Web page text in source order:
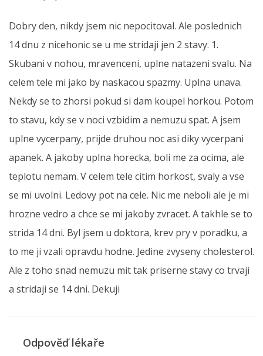
Dobry den, nikdy jsem nic nepocitoval. Ale poslednich
14 dnu z nicehonic se u me stridaji jen 2 stavy. 1.
Skubani v nohou, mravenceni, uplne natazeni svalu. Na
celem tele mi jako by naskacou spazmy. Uplna unava.
Nekdy se to zhorsi pokud si dam koupel horkou. Potom
to stavu, kdy se v noci vzbidim a nemuzu spat. A jsem
uplne vycerpany, prijde druhou noc asi diky vycerpani
apanek. A jakoby uplna horecka, boli me za ocima, ale
teplotu nemam. V celem tele citim horkost, svaly a vse
se mi uvolni. Ledovy pot na cele. Nic me neboli ale je mi
hrozne vedro a chce se mi jakoby zvracet. A takhle se to
strida 14 dni. Byl jsem u doktora, krev pry v poradku, a
to me ji vzali opravdu hodne. Jedine zvyseny cholesterol.
Ale z toho snad nemuzu mit tak priserne stavy co trvaji
a stridaji se 14 dni. Dekuji
Odpověď lékaře